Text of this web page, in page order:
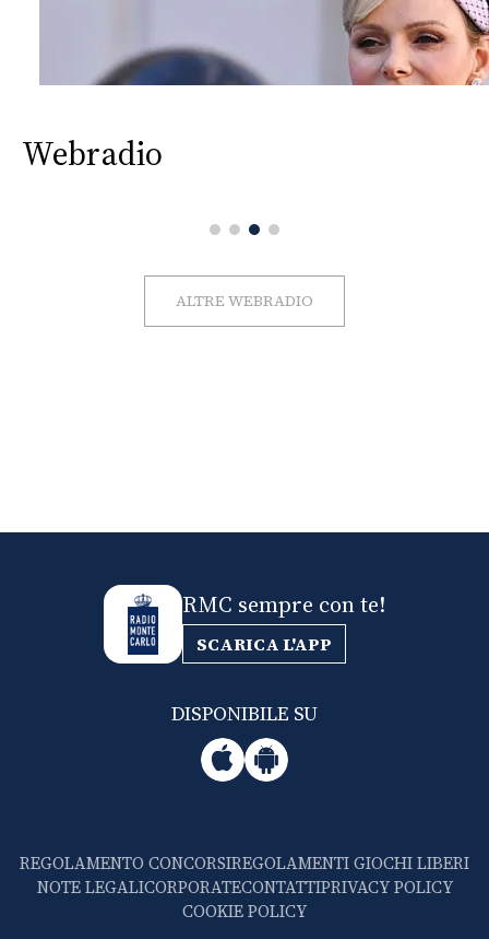
Webradio
ALTRE WEBRADIO
RMC sempre con te!
SCARICA L'APP
DISPONIBILE SU
REGOLAMENTO CONCORSIREGOLAMENTI GIOCHI LIBERI
NOTE LEGALICORPORATECONTATTIPRIVACY POLICY
COOKIE POLICY